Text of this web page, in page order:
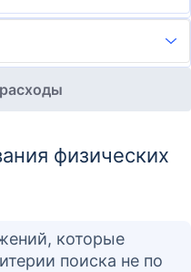
физических
которые
поиска не по